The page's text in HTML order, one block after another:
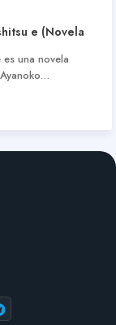
e (Novela
es una novela